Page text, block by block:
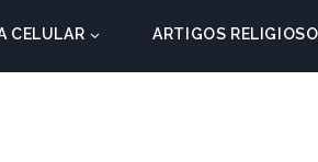
CELULAR ARTIGOS